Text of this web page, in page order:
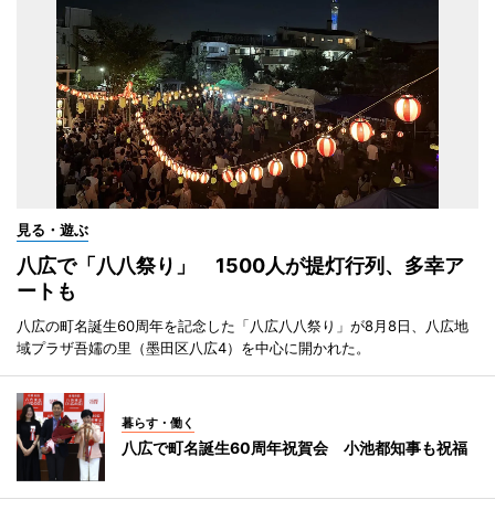
見る・遊ぶ
八広で「八八祭り」 1500人が提灯行列、多幸ア
ートも
八広の町名誕生60周年を記念した「八広八八祭り」が8月8日、八広地
域プラザ吾嬬の里（墨田区八広4）を中心に開かれた。
暮らす・働く
八広で町名誕生60周年祝賀会 小池都知事も祝福